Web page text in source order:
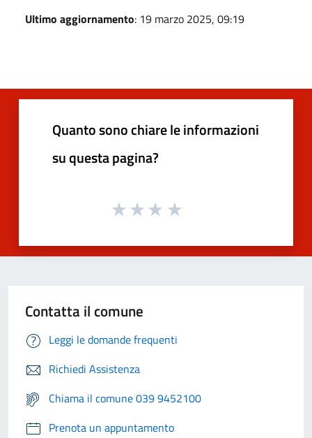
Ultimo aggiornamento: 19 marzo 2025, 09:19
Quanto sono chiare le informazioni
su questa pagina?
Contatta il comune
Leggi le domande frequenti
Richiedi Assistenza
Chiama il comune 039 9452100
Prenota un appuntamento